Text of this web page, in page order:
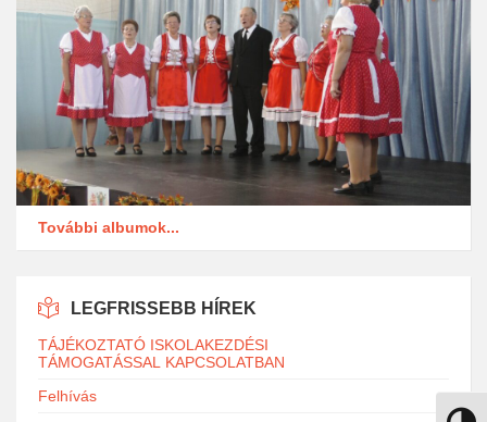
További albumok...
LEGFRISSEBB HÍREK
TÁJÉKOZTATÓ ISKOLAKEZDÉSI
TÁMOGATÁSSAL KAPCSOLATBAN
Felhívás